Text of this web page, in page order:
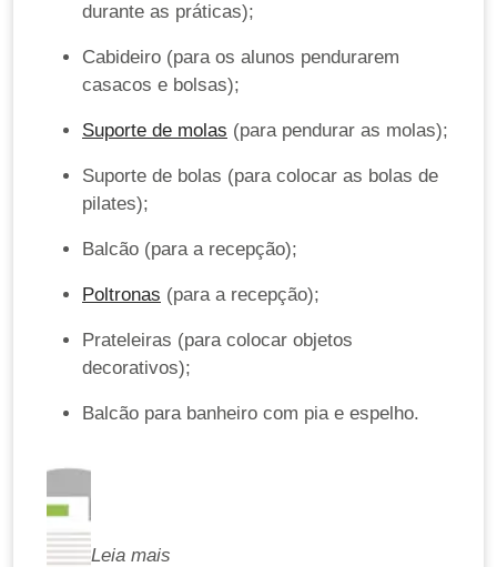
durante as práticas);
Cabideiro (para os alunos pendurarem
casacos e bolsas);
Suporte de molas (para pendurar as molas);
Suporte de bolas (para colocar as bolas de
pilates);
Balcão (para a recepção);
Poltronas (para a recepção);
Prateleiras (para colocar objetos
decorativos);
Balcão para banheiro com pia e espelho.
Leia mais